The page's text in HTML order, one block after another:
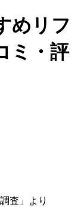
めリフ
ミ・評
査」より